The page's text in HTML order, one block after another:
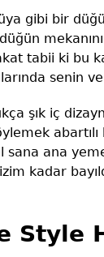
gibi bir
tabii ki bu
senin
şık iç
ana
kadar
Style